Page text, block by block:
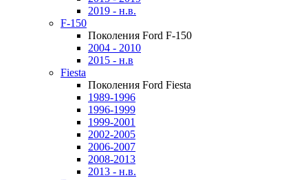
2019 - н.в.
F-150
Поколения Ford F-150
2004 - 2010
2015 - н.в
Fiesta
Поколения Ford Fiesta
1989-1996
1996-1999
1999-2001
2002-2005
2006-2007
2008-2013
2013 - н.в.